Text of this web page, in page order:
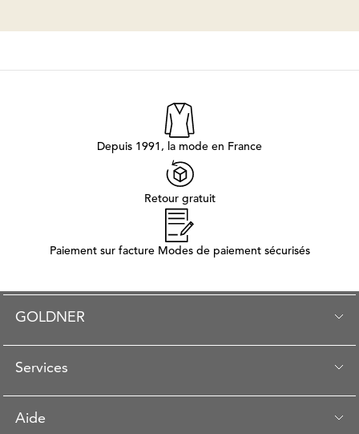
Depuis 1991, la mode en France
Retour gratuit
Paiement sur facture Modes de paiement sécurisés
GOLDNER
Services
Aide